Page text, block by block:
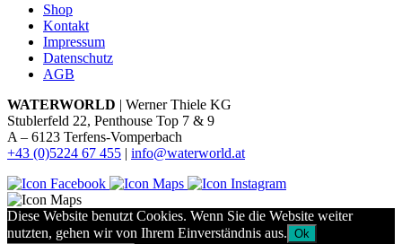
Shop
Kontakt
Impressum
Datenschutz
AGB
WATERWORLD | Werner Thiele KG
Stublerfeld 22, Penthouse Top 7 & 9
A – 6123 Terfens-Vomperbach
+43 (0)5224 67 455 | info@waterworld.at
Diese Website benutzt Cookies. Wenn Sie die Website weiter
nutzten, gehen wir von Ihrem Einverständnis aus. Ok